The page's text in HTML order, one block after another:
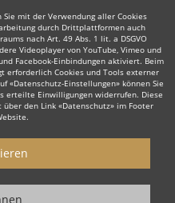
mit der Verwendung aller Cookies
durch Drittplattformen auch
nach Art. 49 Abs. 1 lit. a DSGVO
Videoplayer von YouTube, Vimeo und
Facebook-Einbindungen aktiviert. Beim
erforderlich Cookies und Tools externer
«Datenschutz-Einstellungen» können Sie
erteilte Einwilligungen widerrufen. Diese
den Link «Datenschutz» im Footer